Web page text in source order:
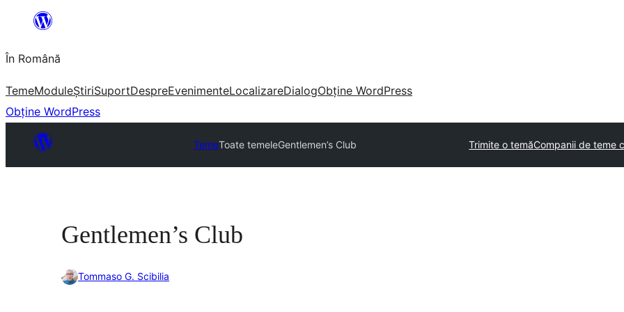
conținut
În Română
TemeModuleȘtiriSuportDespreEvenimenteLocalizareDialogObține WordPress
Obține WordPress
TemeToate temeleGentlemen’s Club Trimite o temăCompanii de teme
Gentlemen’s Club
Tommaso G. Scibilia